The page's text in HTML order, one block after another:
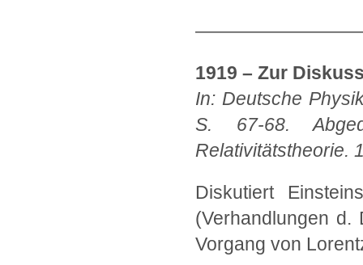
1919 – Zur
In: Deutsche
S. 67-68.
Relativitätstheorie.
Diskutiert
(Verhandlungen
Vorgang von